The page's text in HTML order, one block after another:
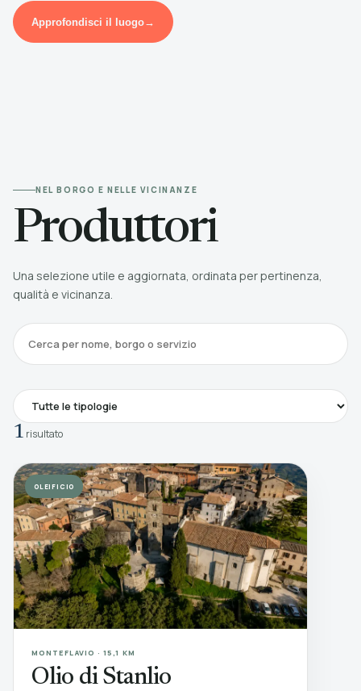
Approfondisci il luogo→
NEL BORGO E NELLE VICINANZE
Produttori
Una selezione utile e aggiornata, ordinata per pertinenza,
qualità e vicinanza.
Cerca
1 risultato
OLEIFICIO
MONTEFLAVIO · 15,1 KM
Olio di Stanlio